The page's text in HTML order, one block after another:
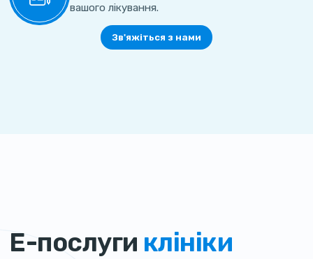
вашого лікування.
Зв'яжіться з нами
Е-послуги клініки